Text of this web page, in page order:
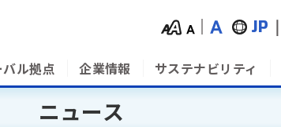
JP ｜
ル拠点 企業情報 サステナビリティ
ニュース